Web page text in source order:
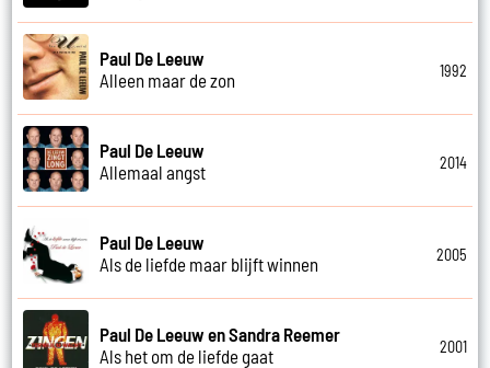
Paul De Leeuw
Alleen maar de zon
1992
Paul De Leeuw
Allemaal angst
2014
Paul De Leeuw
Als de liefde maar blijft winnen
2005
Paul De Leeuw en Sandra Reemer
Als het om de liefde gaat
2001